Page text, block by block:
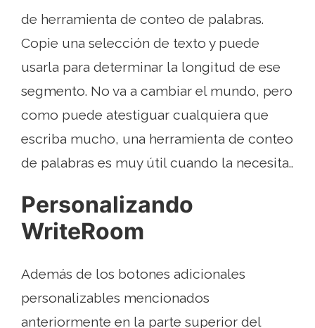
de herramienta de conteo de palabras.
Copie una selección de texto y puede
usarla para determinar la longitud de ese
segmento. No va a cambiar el mundo, pero
como puede atestiguar cualquiera que
escriba mucho, una herramienta de conteo
de palabras es muy útil cuando la necesita..
Personalizando
WriteRoom
Además de los botones adicionales
personalizables mencionados
anteriormente en la parte superior del